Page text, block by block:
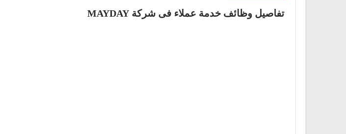
تفاصيل وظائف خدمة عملاء فى شركة MAYDAY